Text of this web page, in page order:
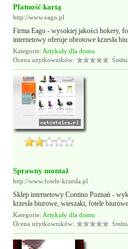
Płatność kartą
http://www.eago.pl
Firma Eago - wysokiej jakości hokery,
internetowy oferuje obrotowe krzesła
Kategorie: Artykuły dla domu
Ocena użytkowników:
Sprawny montaż
http://www.fotele-krzesla.pl
Sklep internetowy Contino Poznań -
krzesła biurowe, wieszaki, fotele
Kategorie: Artykuły dla domu
Ocena użytkowników: